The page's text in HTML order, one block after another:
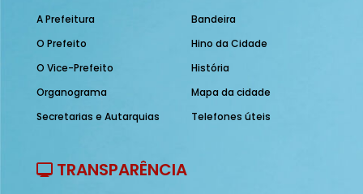
A Prefeitura
O Prefeito
O Vice-Prefeito
Organograma
Secretarias e Autarquias
Bandeira
Hino da Cidade
História
Mapa da cidade
Telefones úteis
TRANSPARÊNCIA